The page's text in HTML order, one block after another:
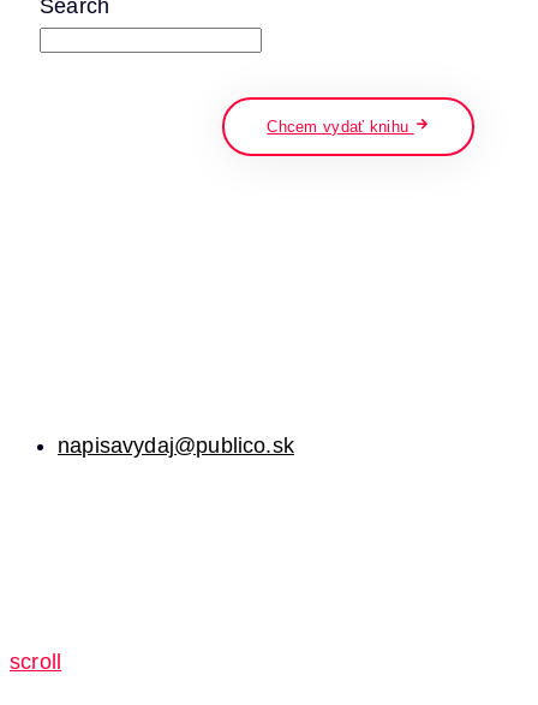
Search
Chcem vydať knihu
napisavydaj@publico.sk
scroll